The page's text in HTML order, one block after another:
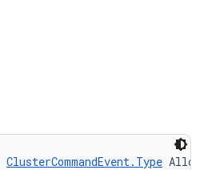
ClusterCommandEvent.Type